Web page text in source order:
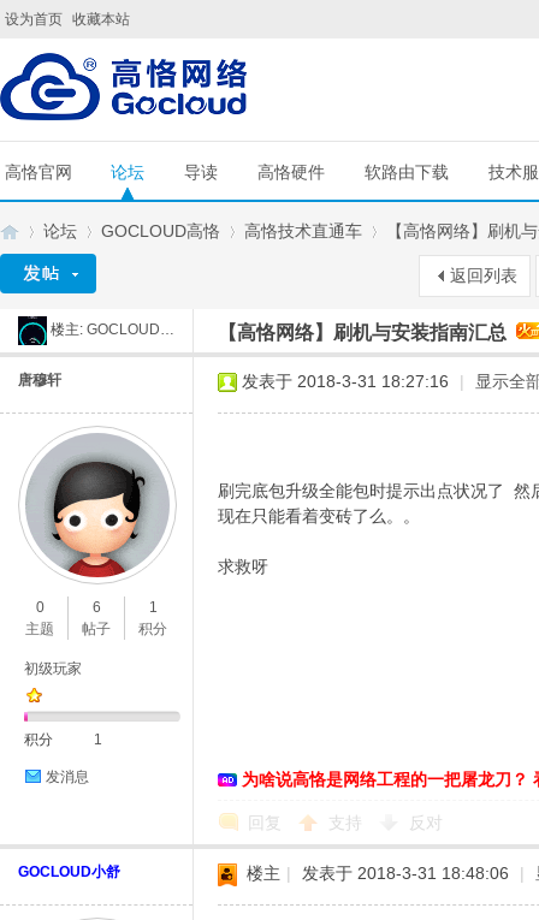
设为首页 收藏本站
高恪官网 论坛 导读 高恪硬件 软路由下载 技术
»
论坛
›
GOCLOUD高恪 高恪技术直通车
›
【高恪网络】刷机
返回列表
楼主: GOCLOUD小舒 【高恪网络】刷机与安装指南汇总
唐穆轩
0
主题
6
帖子
1
积分
初级玩家
积分 1
发消息
发表于 2018-3-31 18:27:16 | 显示全
刷完底包升级全能包时提示出点状况了 然
现在只能看着变砖了么。。
求救呀
为啥说高恪是网络工程的一把屠龙刀？
回复 支持 反对
GOCLOUD小舒 楼主 | 发表于 2018-3-31 18:48:06 |